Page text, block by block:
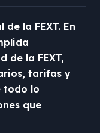
la FEXT. En
de la FEXT,
tarifas y
todo lo
que